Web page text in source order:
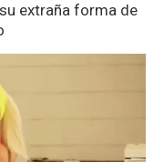
extraña forma de